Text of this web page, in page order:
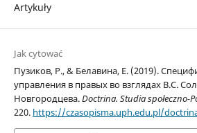
Artykuły
Jak cytować
Пузиков, Р., & Белавина, Е. (2019).
управления в правых во взглядах В.С.
Новгородцева.Doctrina. Studia społeczno-
220. https://czasopisma.uph.edu.pl/